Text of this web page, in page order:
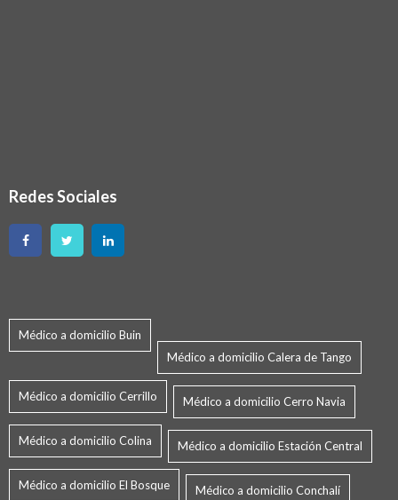
Redes Sociales
Médico a domicilio Buin
Médico a domicilio Calera de Tango
Médico a domicilio Cerrillo Médico a domicilio Cerro Navia
Médico a domicilio Colina Médico a domicilio Estación Central
Médico a domicilio El Bosque Médico a domicilio Conchalí